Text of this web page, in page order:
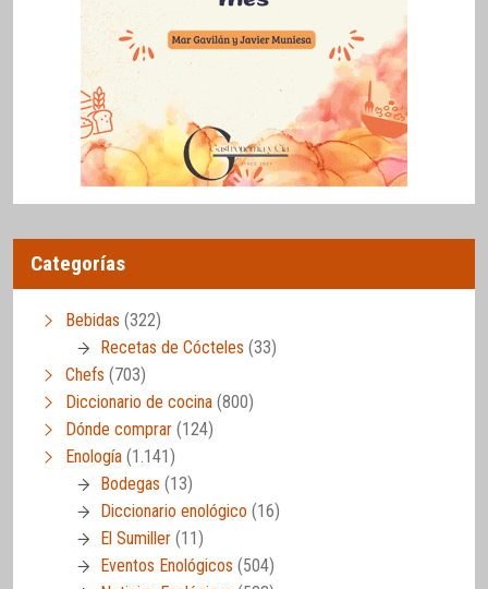
Categorías
Bebidas (322)
Recetas de Cócteles (33)
Chefs (703)
Diccionario de cocina (800)
Dónde comprar (124)
Enología (1.141)
Bodegas (13)
Diccionario enológico (16)
El Sumiller (11)
Eventos Enológicos (504)